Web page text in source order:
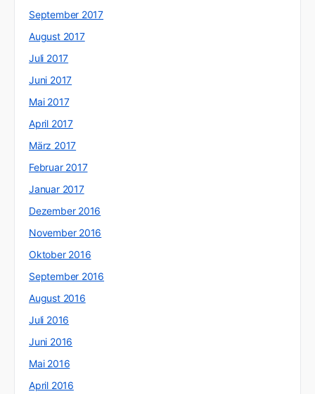
September 2017
August 2017
Juli 2017
Juni 2017
Mai 2017
April 2017
März 2017
Februar 2017
Januar 2017
Dezember 2016
November 2016
Oktober 2016
September 2016
August 2016
Juli 2016
Juni 2016
Mai 2016
April 2016